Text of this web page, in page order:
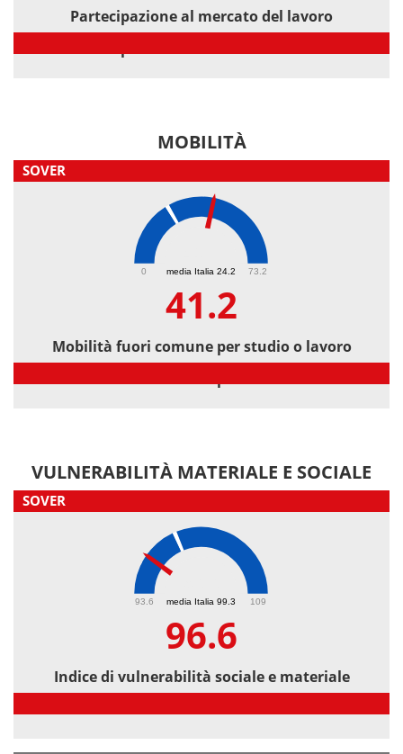
Partecipazione al mercato del lavoro
MOBILITÀ
SOVER
media Italia 24.2
0 73.2
41.2
Mobilità fuori comune per studio o lavoro
VULNERABILITÀ MATERIALE E SOCIALE
SOVER
media Italia 99.3
93.6 109
96.6
Indice di vulnerabilità sociale e materiale